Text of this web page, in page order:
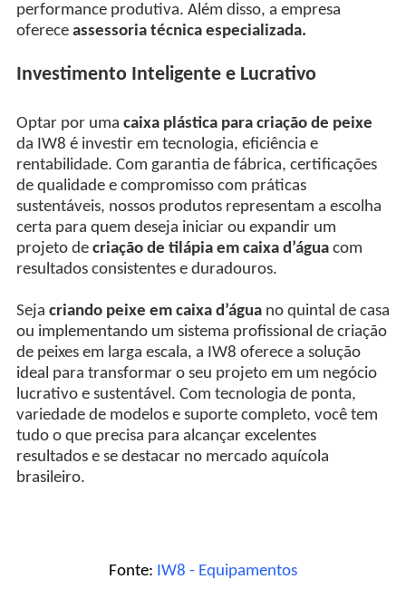
performance produtiva. Além disso, a empresa
oferece assessoria técnica especializada.
Investimento Inteligente e Lucrativo
Optar por uma caixa plástica para criação de peixe
da IW8 é investir em tecnologia, eficiência e
rentabilidade. Com garantia de fábrica, certificações
de qualidade e compromisso com práticas
sustentáveis, nossos produtos representam a escolha
certa para quem deseja iniciar ou expandir um
projeto de criação de tilápia em caixa d’águacom
resultados consistentes e duradouros.
Seja criando peixe em caixa d’águano quintal de casa
ou implementando um sistema profissional de criação
de peixes em larga escala, a IW8 oferece a solução
ideal para transformar o seu projeto em um negócio
lucrativo e sustentável. Com tecnologia de ponta,
variedade de modelos e suporte completo, você tem
tudo o que precisa para alcançar excelentes
resultados e se destacar no mercado aquícola
brasileiro.
Fonte: IW8 - Equipamentos